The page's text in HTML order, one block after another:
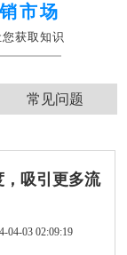
市场
获取知识
常见问题
，吸引更多流
04-03 02:09:19